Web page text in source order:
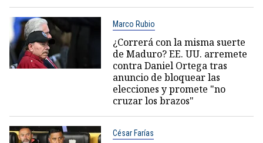
Marco Rubio
¿Correrá con la misma suerte
de Maduro? EE. UU. arremete
contra Daniel Ortega tras
anuncio de bloquear las
elecciones y promete "no
cruzar los brazos"
César Farías